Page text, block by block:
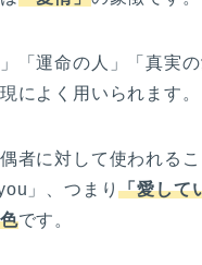
「運命の人」「真実
によく用いられます。
者に対して使われる
」、つまり「愛して
です。